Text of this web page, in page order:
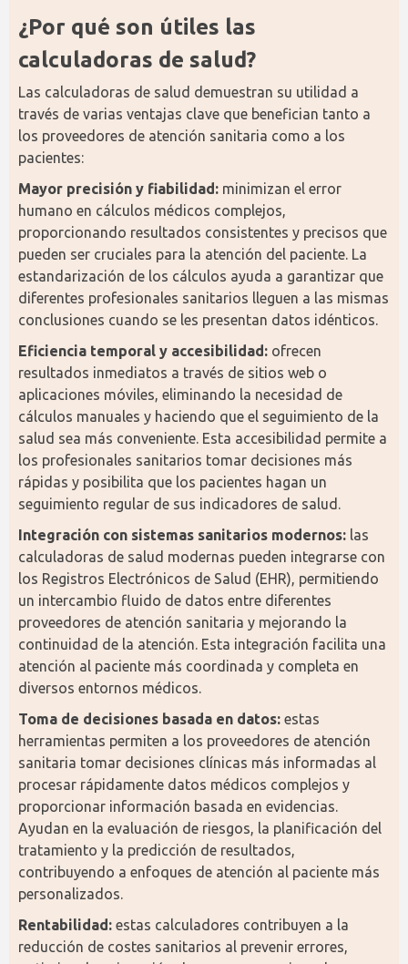
¿Por qué son útiles las
calculadoras de salud?
Las calculadoras de salud demuestran su utilidad a
través de varias ventajas clave que benefician tanto a
los proveedores de atención sanitaria como a los
pacientes:
Mayor precisión y fiabilidad: minimizan el error
humano en cálculos médicos complejos,
proporcionando resultados consistentes y precisos que
pueden ser cruciales para la atención del paciente. La
estandarización de los cálculos ayuda a garantizar que
diferentes profesionales sanitarios lleguen a las mismas
conclusiones cuando se les presentan datos idénticos.
Eficiencia temporal y accesibilidad: ofrecen
resultados inmediatos a través de sitios web o
aplicaciones móviles, eliminando la necesidad de
cálculos manuales y haciendo que el seguimiento de la
salud sea más conveniente. Esta accesibilidad permite a
los profesionales sanitarios tomar decisiones más
rápidas y posibilita que los pacientes hagan un
seguimiento regular de sus indicadores de salud.
Integración con sistemas sanitarios modernos: las
calculadoras de salud modernas pueden integrarse con
los Registros Electrónicos de Salud (EHR), permitiendo
un intercambio fluido de datos entre diferentes
proveedores de atención sanitaria y mejorando la
continuidad de la atención. Esta integración facilita una
atención al paciente más coordinada y completa en
diversos entornos médicos.
Toma de decisiones basada en datos: estas
herramientas permiten a los proveedores de atención
sanitaria tomar decisiones clínicas más informadas al
procesar rápidamente datos médicos complejos y
proporcionar información basada en evidencias.
Ayudan en la evaluación de riesgos, la planificación del
tratamiento y la predicción de resultados,
contribuyendo a enfoques de atención al paciente más
personalizados.
Rentabilidad: estas calculadores contribuyen a la
reducción de costes sanitarios al prevenir errores,